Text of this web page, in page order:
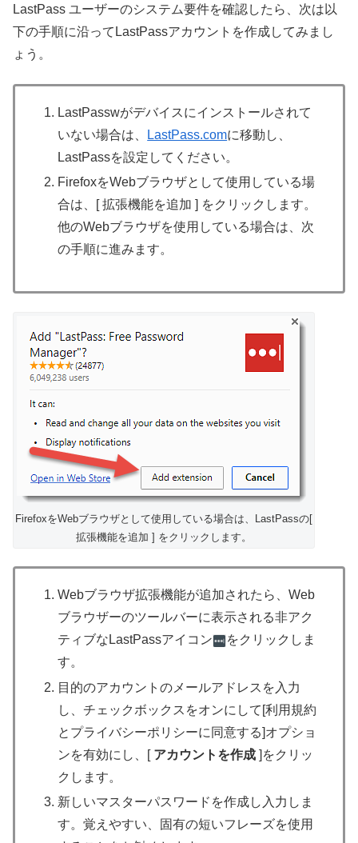
LastPass ユーザーのシステム要件を確認したら、次は以
下の手順に沿ってLastPassアカウントを作成してみまし
ょう。
LastPasswがデバイスにインストールされて
いない場合は、
LastPass.comに移動し、
LastPassを設定してください。
FirefoxをWebブラウザとして使用している場
合は、[ 拡張機能を追加 ] をクリックします。
他のWebブラウザを使用している場合は、次
の手順に進みます。
FirefoxをWebブラウザとして使用している場合は、LastPassの[
拡張機能を追加 ] をクリックします。
Webブラウザ拡張機能が追加されたら、Web
ブラウザーのツールバーに表示される非アク
ティブなLastPassアイコン
をクリックしま
す。
目的のアカウントのメールアドレスを入力
し、チェックボックスをオンにして[利用規約
とプライバシーポリシーに同意する]オプショ
ンを有効にし、[ アカウントを作成 ]をクリッ
クします。
新しいマスターパスワードを作成し入力しま
す。覚えやすい、固有の短いフレーズを使用